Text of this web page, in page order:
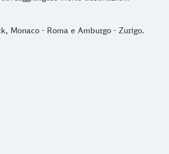
Monaco - Roma e Amburgo - Zurigo.